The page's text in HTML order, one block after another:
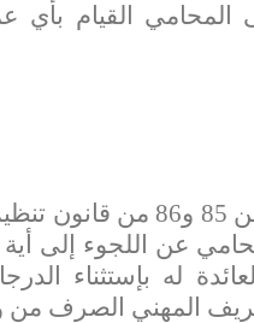
المحامي القيام
عن اللجوء إلى
له بإستثناء
المهني الصرف من